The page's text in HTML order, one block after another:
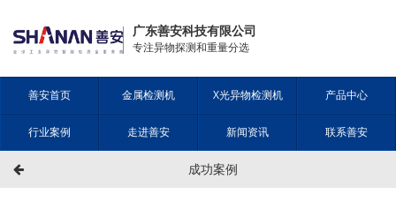
广东善安科技有限公司
专注异物探测和重量分选
善安首页 金属检测机 X光异物检测机 产品中心
行业案例 走进善安 新闻资讯 联系善安
成功案例